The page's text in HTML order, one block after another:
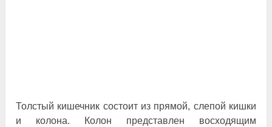
Толстый кишечник состоит из прямой, слепой кишки
и колона. Колон представлен восходящим